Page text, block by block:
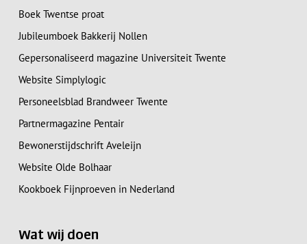
Boek Twentse proat
Jubileumboek Bakkerij Nollen
Gepersonaliseerd magazine Universiteit Twente
Website Simplylogic
Personeelsblad Brandweer Twente
Partnermagazine Pentair
Bewonerstijdschrift Aveleijn
Website Olde Bolhaar
Kookboek Fijnproeven in Nederland
Wat wij doen